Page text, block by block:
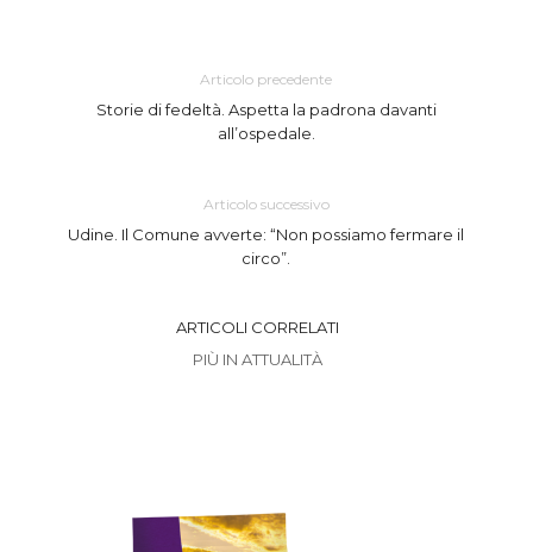
Articolo precedente
Storie di fedeltà. Aspetta la padrona davanti
all’ospedale.
Articolo successivo
Udine. Il Comune avverte: “Non possiamo fermare il
circo”.
ARTICOLI CORRELATI
PIÙ IN ATTUALITÀ